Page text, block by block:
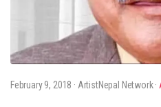
February 9, 2018 · ArtistNepal Network ·